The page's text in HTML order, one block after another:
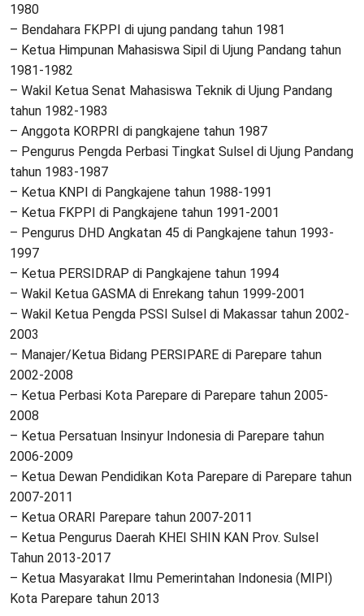
1980
– Bendahara FKPPI di ujung pandang tahun 1981
– Ketua Himpunan Mahasiswa Sipil di Ujung Pandang tahun
1981-1982
– Wakil Ketua Senat Mahasiswa Teknik di Ujung Pandang
tahun 1982-1983
– Anggota KORPRI di pangkajene tahun 1987
– Pengurus Pengda Perbasi Tingkat Sulsel di Ujung Pandang
tahun 1983-1987
– Ketua KNPI di Pangkajene tahun 1988-1991
– Ketua FKPPI di Pangkajene tahun 1991-2001
– Pengurus DHD Angkatan 45 di Pangkajene tahun 1993-
1997
– Ketua PERSIDRAP di Pangkajene tahun 1994
– Wakil Ketua GASMA di Enrekang tahun 1999-2001
– Wakil Ketua Pengda PSSI Sulsel di Makassar tahun 2002-
2003
– Manajer/Ketua Bidang PERSIPARE di Parepare tahun
2002-2008
– Ketua Perbasi Kota Parepare di Parepare tahun 2005-
2008
– Ketua Persatuan Insinyur Indonesia di Parepare tahun
2006-2009
– Ketua Dewan Pendidikan Kota Parepare di Parepare tahun
2007-2011
– Ketua ORARI Parepare tahun 2007-2011
– Ketua Pengurus Daerah KHEI SHIN KAN Prov. Sulsel
Tahun 2013-2017
– Ketua Masyarakat Ilmu Pemerintahan Indonesia (MIPI)
Kota Parepare tahun 2013